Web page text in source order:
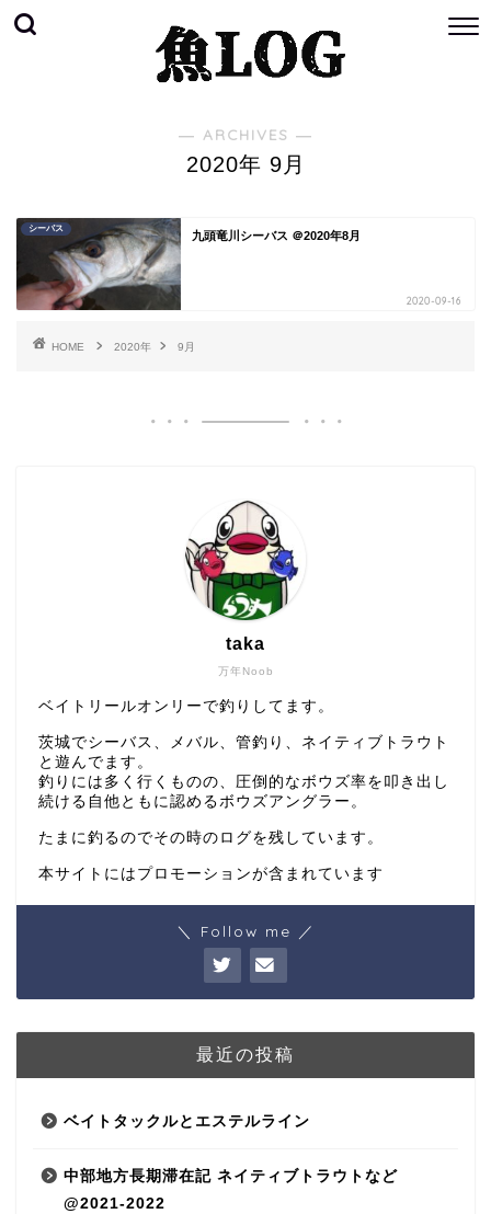
― ARCHIVES ―
2020年 9月
シーバス
九頭竜川シーバス ＠2020年8月
2020-09-16
HOME 2020年 9月
万年Noob
taka
ベイトリールオンリーで釣りしてます。
茨城でシーバス、メバル、管釣り、ネイティブトラウト
と遊んでます。
釣りには多く行くものの、圧倒的なボウズ率を叩き出し
続ける自他ともに認めるボウズアングラー。
たまに釣るのでその時のログを残しています。
本サイトにはプロモーションが含まれています
＼ Follow me ／
最近の投稿
ベイトタックルとエステルライン
中部地方長期滞在記 ネイティブトラウトなど
@2021-2022